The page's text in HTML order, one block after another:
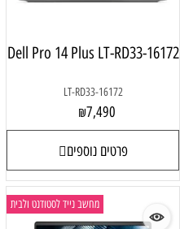
Dell Pro 14 Plus LT-RD33-16172
LT-RD33-16172
₪7,490
פרטים נוספים
מחשב נייד לסטודנט ולבית